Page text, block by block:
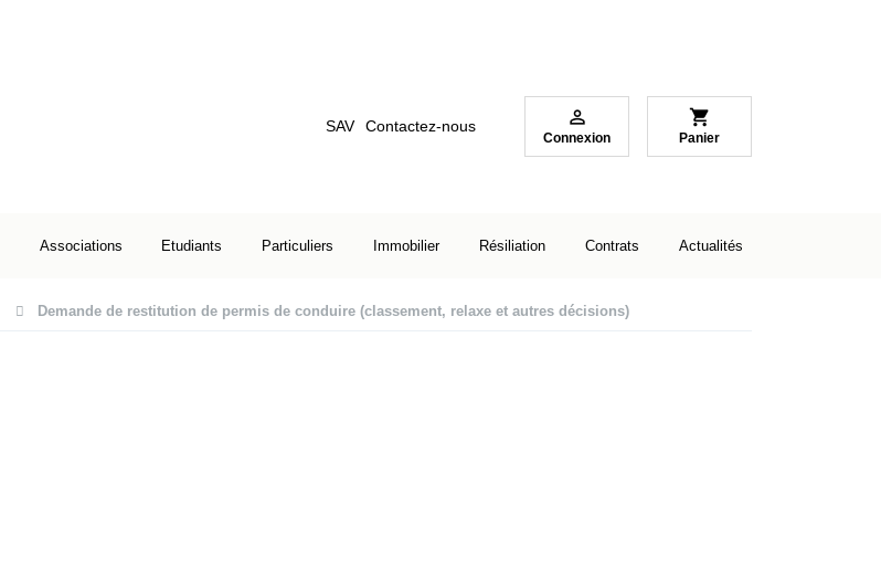
SAV Contactez-nous 
Connexion
shopping_cart
Panier
Associations Etudiants Particuliers Immobilier Résiliation Contrats Actualités
Demande de restitution de permis de conduire (classement, relaxe et autres décisions)